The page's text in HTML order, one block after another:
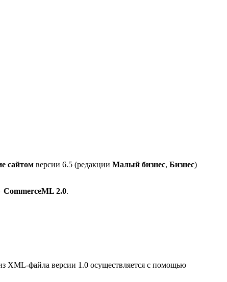
сайтом версии 6.5 (редакции Малый бизнес, Бизнес)
CommerceML 2.0.
из XML-файла версии 1.0 осуществляется с помощью